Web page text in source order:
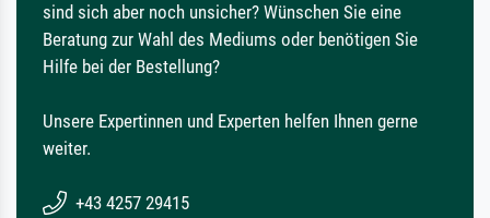
sind sich aber noch unsicher? Wünschen Sie eine
Beratung zur Wahl des Mediums oder benötigen Sie
Hilfe bei der Bestellung?
Unsere Expertinnen und Experten helfen Ihnen gerne
weiter.
+43 4257 29415